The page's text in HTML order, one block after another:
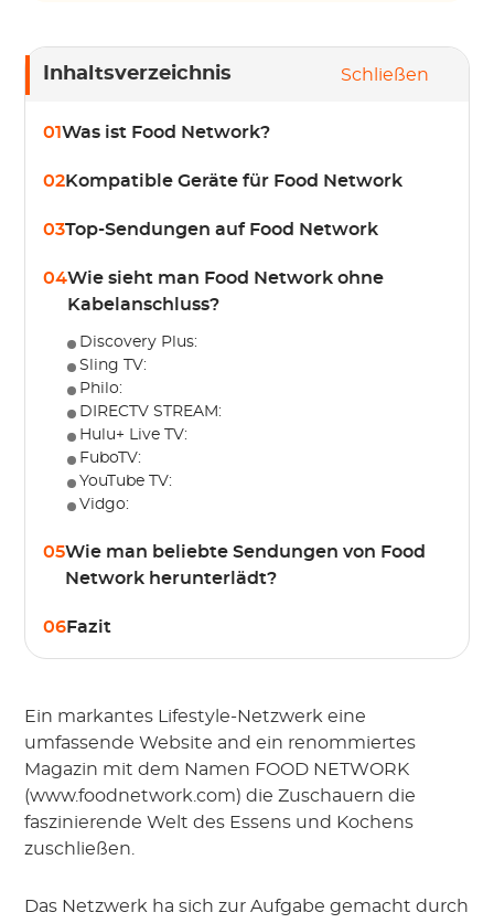
Inhaltsverzeichnis Schließen
01Was ist Food Network?
02Kompatible Geräte für Food Network
03Top-Sendungen auf Food Network
04Wie sieht man Food Network ohne
Kabelanschluss?
Discovery Plus:
Sling TV:
Philo:
DIRECTV STREAM:
Hulu+ Live TV:
FuboTV:
YouTube TV:
Vidgo:
05Wie man beliebte Sendungen von Food
Network herunterlädt?
06Fazit
Ein markantes Lifestyle-Netzwerk eine
umfassende Website and ein renommiertes
Magazin mit dem Namen FOOD NETWORK
(www.foodnetwork.com) die Zuschauern die
faszinierende Welt des Essens und Kochens
zuschließen.
Das Netzwerk ha sich zur Aufgabe gemacht durch